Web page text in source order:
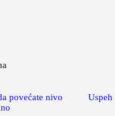
povećate nivo